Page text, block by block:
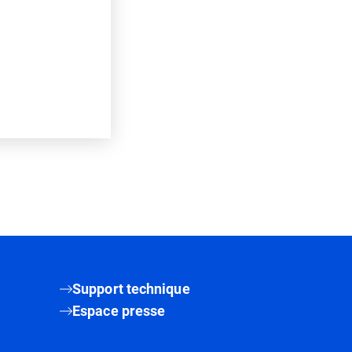
Support technique
Espace presse